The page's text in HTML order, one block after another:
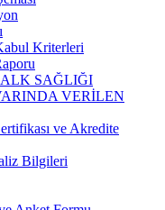
Kriterleri
SAĞLIĞI
VERİLEN
ve Akredite
Bilgileri